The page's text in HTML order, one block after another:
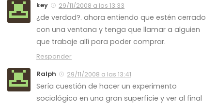
key
29/11/2008 a las 13:33
¿de verdad?. ahora entiendo que estén cerrado
con una ventana y tenga que llamar a alguien
que trabaje allí para poder comprar.
Responder
Ralph
29/11/2008 a las 13:41
Sería cuestión de hacer un experimento
sociológico en una gran superficie y ver al final